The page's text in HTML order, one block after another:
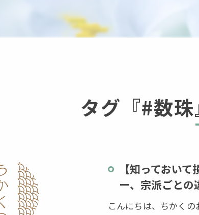
タグ『#数
【知っておい
ー、宗派ごとの
こんにちは、ちかく